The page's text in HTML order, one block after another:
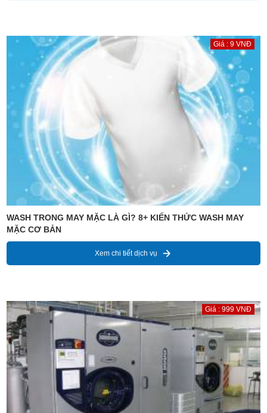
Giá : 9 VNĐ
WASH TRONG MAY MẶC LÀ GÌ? 8+ KIẾN THỨC WASH MAY
MẶC CƠ BẢN
Xem chi tiết dịch vụ
Giá : 999 VNĐ